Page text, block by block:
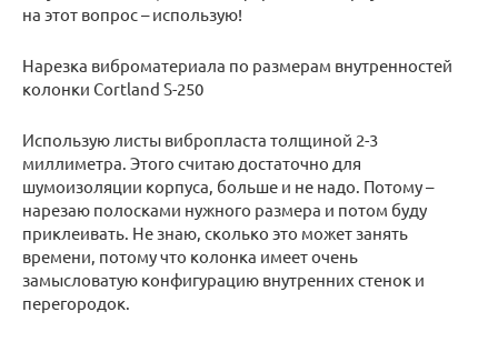
на этот вопрос – использую!
Нарезка виброматериала по размерам внутренностей
колонки Cortland S-250
Использую листы вибропласта толщиной 2-3
миллиметра. Этого считаю достаточно для
шумоизоляции корпуса, больше и не надо. Потому –
нарезаю полосками нужного размера и потом буду
приклеивать. Не знаю, сколько это может занять
времени, потому что колонка имеет очень
замысловатую конфигурацию внутренних стенок и
перегородок.